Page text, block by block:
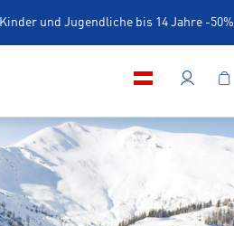
Kinder und Jugendliche bis 14 Jahre -50%